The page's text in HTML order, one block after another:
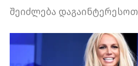
შეიძლება დაგაინტერესოთ